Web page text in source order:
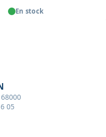
En stock
05